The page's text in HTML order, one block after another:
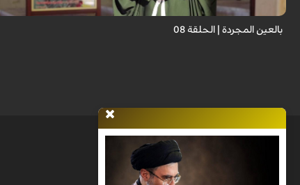
بالعين المجردة | الحلقة 08